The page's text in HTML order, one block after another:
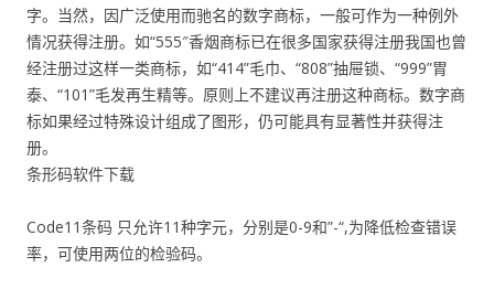
字。当然，因广泛使用而驰名的数字商标，一般可作为一种例外
情况获得注册。如“555″香烟商标已在很多国家获得注册我国也曾
经注册过这样一类商标，如“414”毛巾、“808”抽屉锁、“999”胃
泰、“101”毛发再生精等。原则上不建议再注册这种商标。数字商
标如果经过特殊设计组成了图形，仍可能具有显著性并获得注
册。
条形码软件下载
Code11条码 只允许11种字元，分别是0-9和”-“,为降低检查错误
率，可使用两位的检验码。